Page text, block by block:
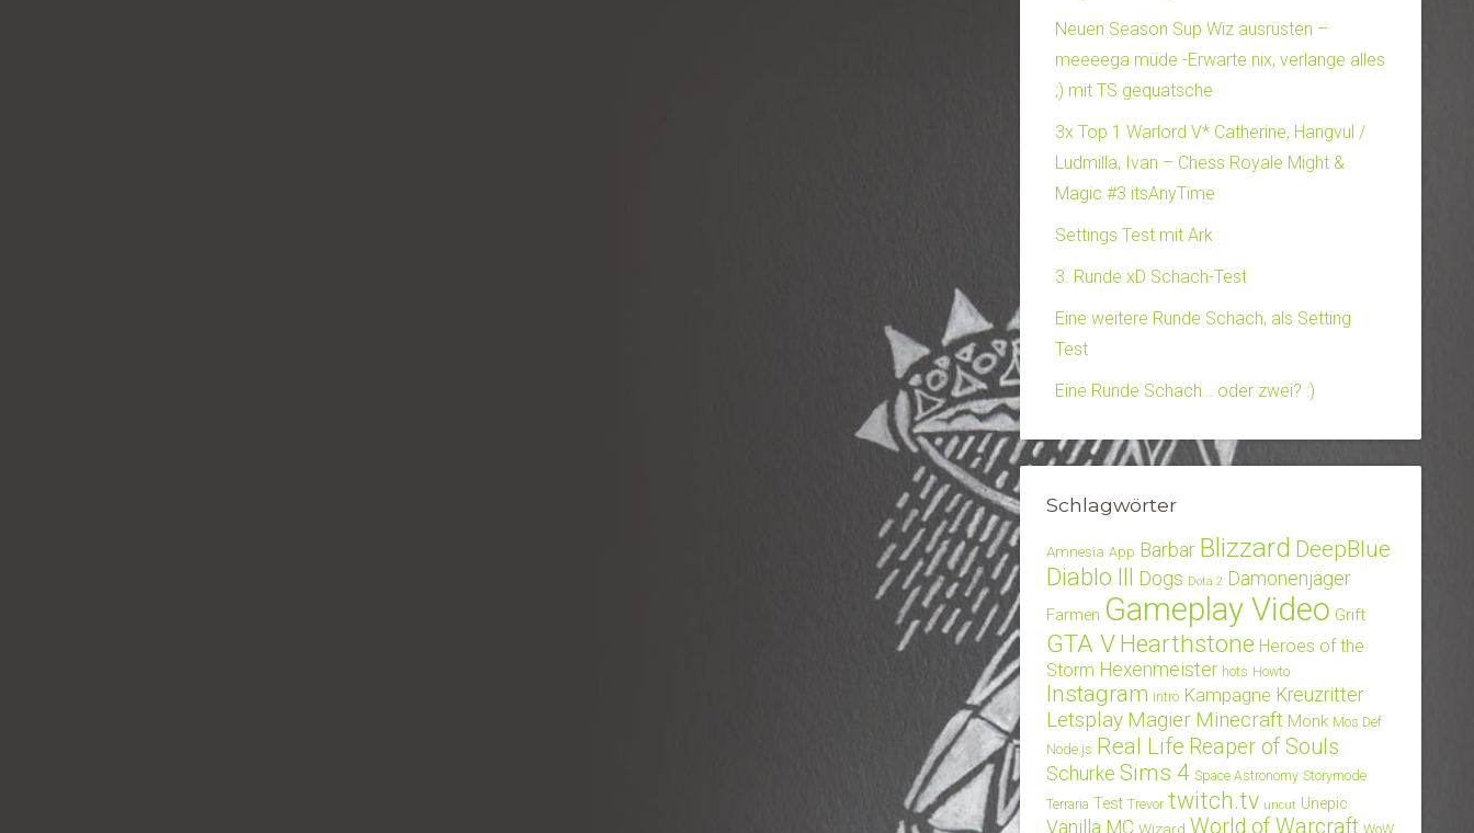
Neuen Season Sup Wiz ausrüsten –
meeeega müde -Erwarte nix, verlange alles
;) mit TS gequatsche
3x Top 1 Warlord V* Catherine, Hangvul /
Ludmilla, Ivan – Chess Royale Might &
Magic #3 itsAnyTime
Settings Test mit Ark
3. Runde xD Schach-Test
Eine weitere Runde Schach, als Setting
Test
Eine Runde Schach… oder zwei? :)
Schlagwörter
Amnesia App Barbar Blizzard DeepBlue
Diablo III Dogs Dota 2 Dämonenjäger
Farmen Gameplay Video Grift
GTA V Hearthstone Heroes of the
Storm Hexenmeister hots Howto
Instagram intro Kampagne Kreuzritter
Letsplay Magier Minecraft Monk Mos Def
Node.js Real Life Reaper of Souls
Schurke Sims 4 Space Astronomy Storymode
Terraria Test Trevor twitch.tv uncut Unepic
Vanilla MC Wizard World of Warcraft WoW